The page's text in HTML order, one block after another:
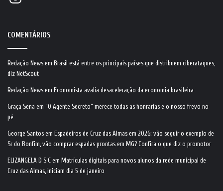
COMENTÁRIOS
Redação News em Brasil está entre os principais países que distribuem ciberataques,
diz NetScout
Redação News em Economista avalia desaceleração da economia brasileira
Graça Sena em “O Agente Secreto” merece todas as honrarias e o nosso frevo no
pé
George Santos em Espadeiros de Cruz das Almas em 2026: vão seguir o exemplo de
Sr do Bonfim, vão comprar espadas prontas em MG? Confira o que diz o promotor
ELIZANGELA D S C em Matrículas digitais para novos alunos da rede municipal de
Cruz das Almas, iniciam dia 5 de janeiro